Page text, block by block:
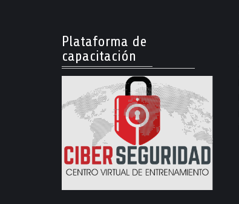
Plataforma de
capacitación